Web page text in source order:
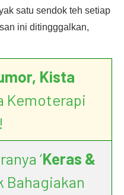
satu sendok teh setiap
ini ditingggalkan,
Kista
Kemoterapi
‘Keras &
Bahagiakan